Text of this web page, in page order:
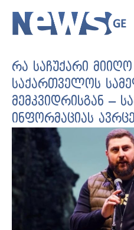
რა საჩუქარი
საქართველოს
მემკვიდრისგან –
ინფორმაციას